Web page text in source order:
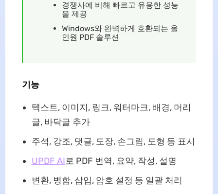
경쟁사에 비해 빠르고 유용한 성능
을 제공
Windows와 완벽하게 호환되는 올
인원 PDF 솔루션
기능
텍스트, 이미지, 링크, 워터마크, 배경, 머리
글, 바닥글 추가
주석, 강조, 댓글, 도장, 손그림, 도형 등 표시
UPDF AI로 PDF 번역, 요약, 작성, 설명
변환, 병합, 삽입, 암호 설정 등 일괄 처리